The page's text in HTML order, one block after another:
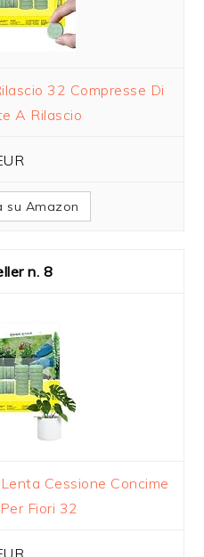
32 Compresse Di
A Rilascio
su Amazon
8
Cessione Concime
Fiori 32